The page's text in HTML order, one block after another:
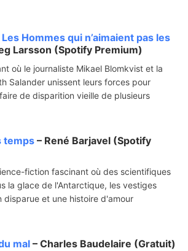
Hommes qui n’aimaient pas les
Larsson (Spotify Premium)
où le journaliste Mikael Blomkvist et la
Salander unissent leurs forces pour
de disparition vieille de plusieurs
temps – René Barjavel (Spotify
fiction fascinant où des scientifiques
la glace de l'Antarctique, les vestiges
disparue et une histoire d'amour
mal – Charles Baudelaire (Gratuit)